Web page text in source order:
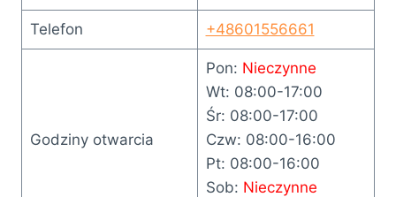
Telefon +48601556661
Godziny otwarcia
Pon: Nieczynne
Wt: 08:00-17:00
Śr: 08:00-17:00
Czw: 08:00-16:00
Pt: 08:00-16:00
Sob: Nieczynne